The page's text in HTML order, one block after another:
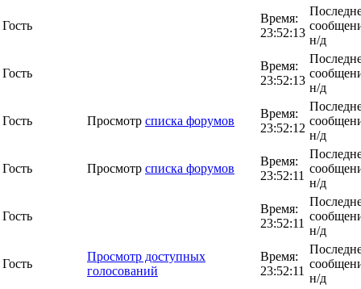
Гость
Время:
23:52:13
н/д
Гость
Время:
23:52:13
н/д
Гость Просмотр списка форумов
Время:
23:52:12
н/д
Гость Просмотр списка форумов
Время:
23:52:11
н/д
Гость
Время:
23:52:11
н/д
Гость
Просмотр доступных
голосований
Время:
23:52:11
н/д